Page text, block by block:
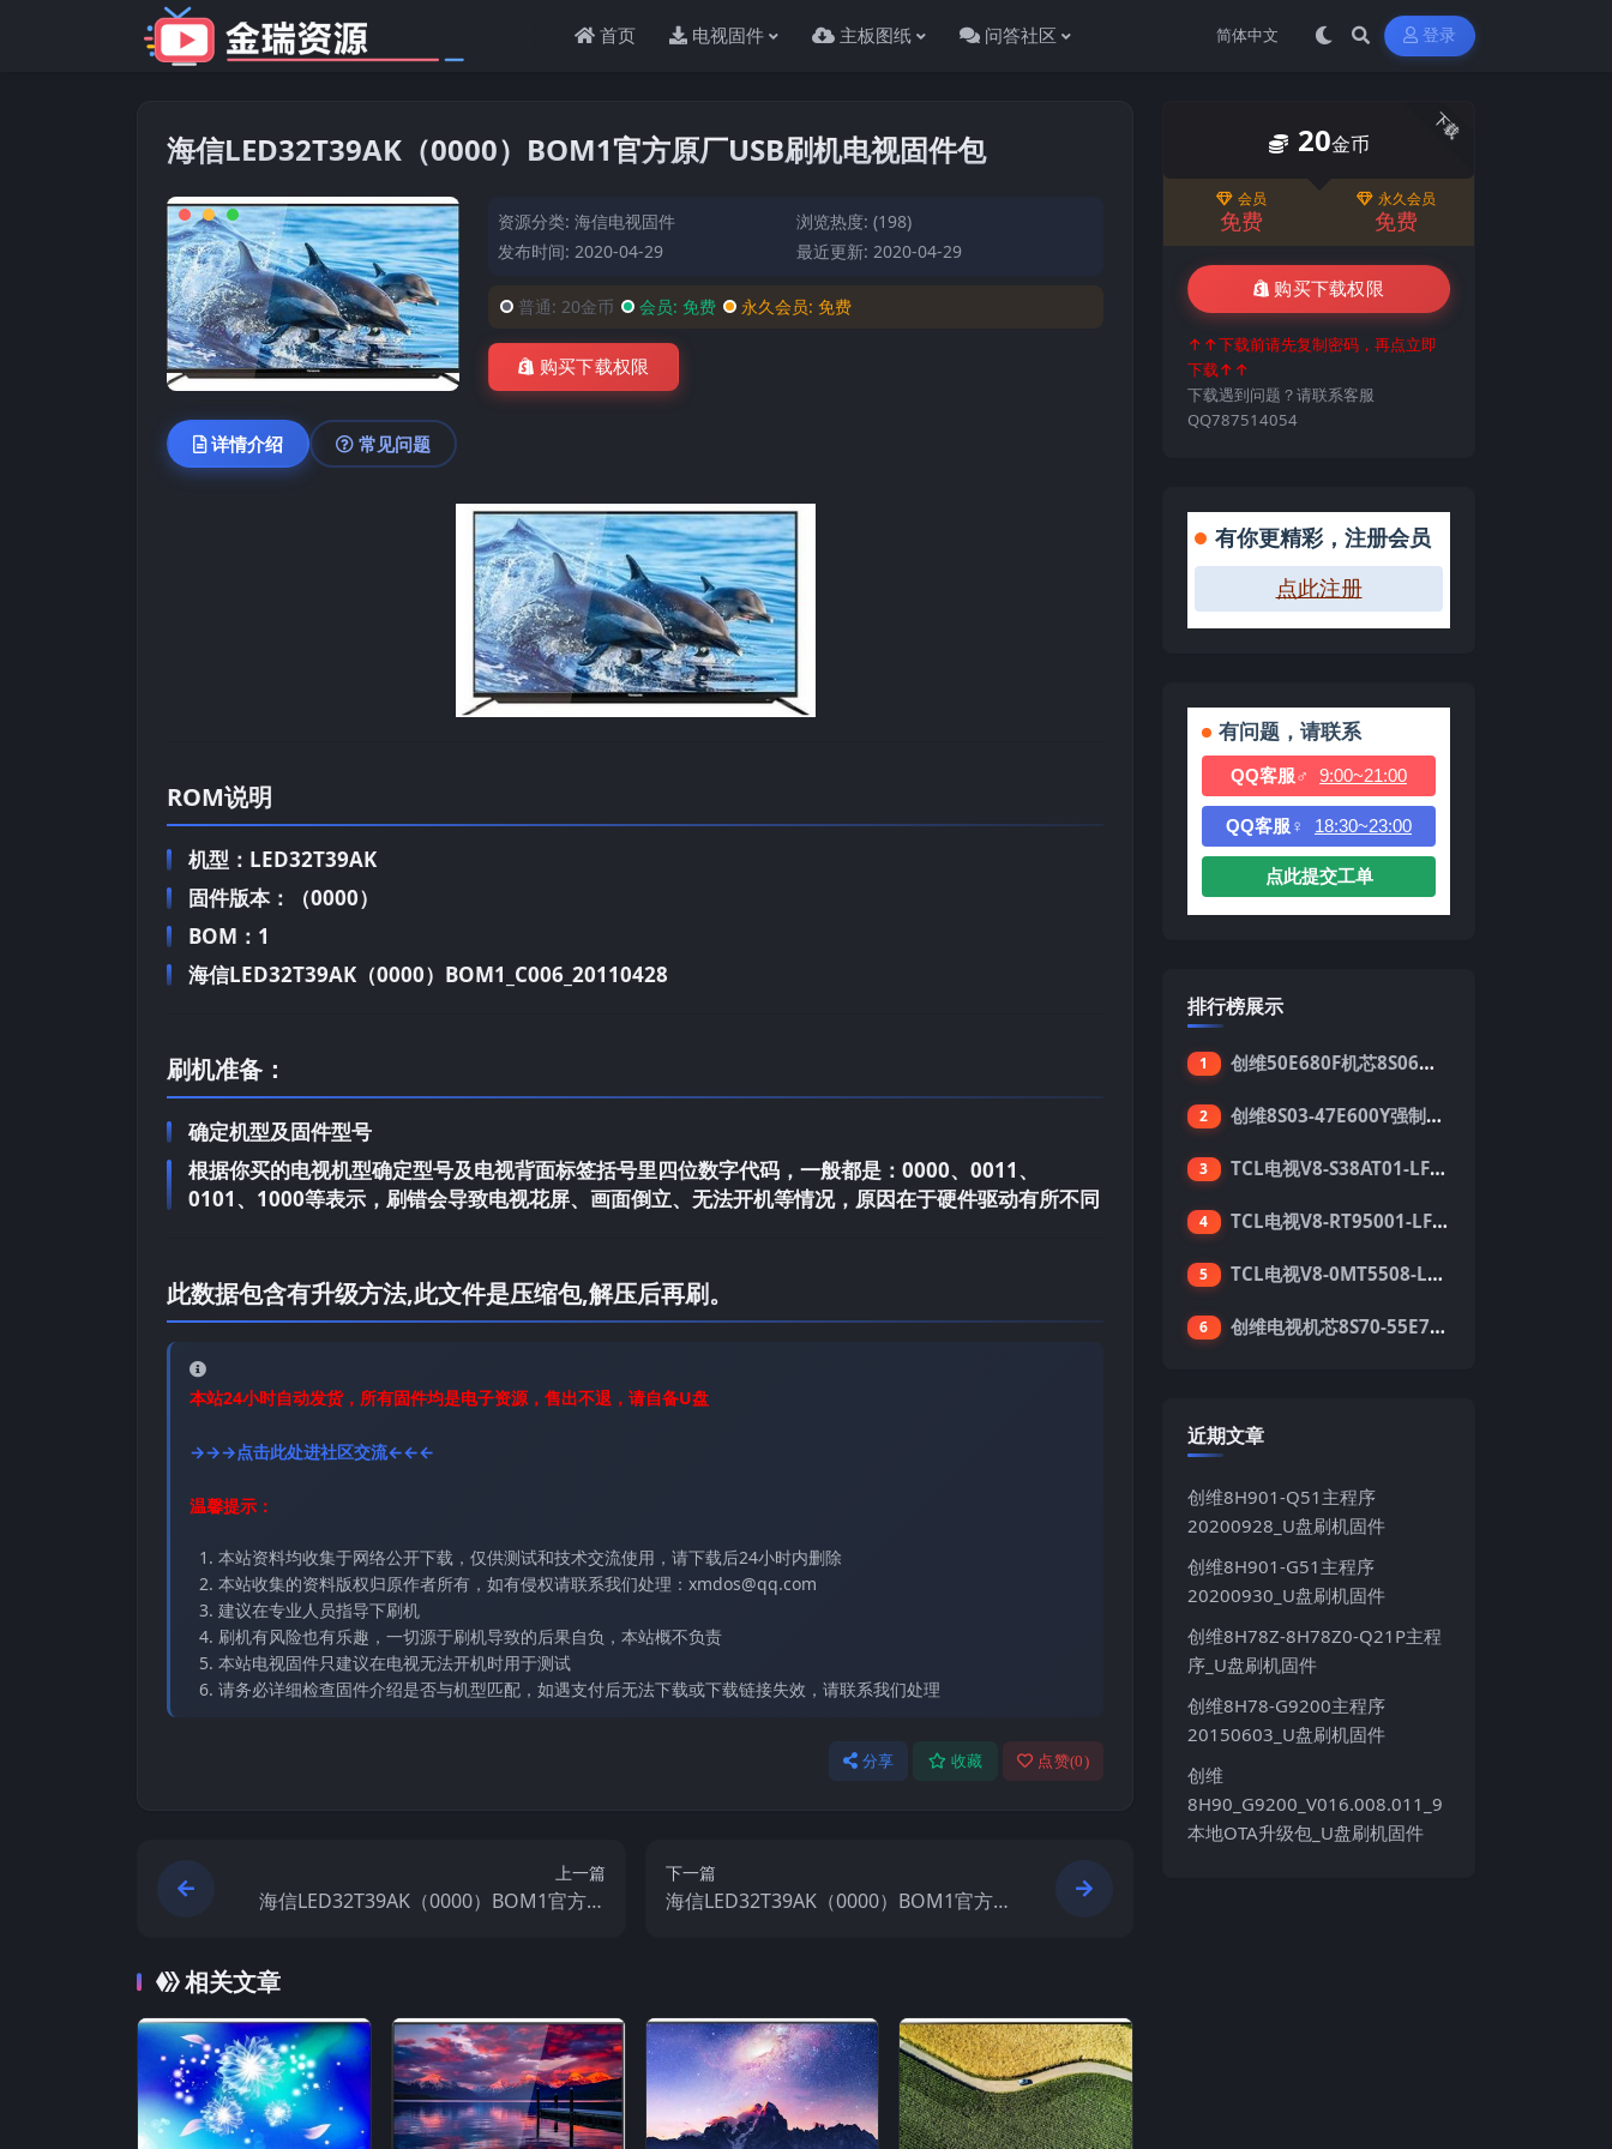
首页 电视固件 主板图纸 问答社区 登录
海信LED32T39AK（0000）BOM1官方原厂USB刷机电视固件包
资源分类:海信电视固件
浏览热度: (198)
发布时间: 2020-04-29
最近更新: 2020-04-29
普通: 20金币 会员: 免费 永久会员:免费
购买下载权限
详情介绍 常见问题
ROM说明
机型：LED32T39AK
固件版本：（0000）
BOM：1
海信LED32T39AK（0000）BOM1_C006_20110428
刷机准备：
确定机型及固件型号
根据你买的电视机型确定型号及电视背面标签括号里四位数字代码，一般都是：0000、0011、
0101、1000等表示，刷错会导致电视花屏、画面倒立、无法开机等情况，原因在于硬件驱动有所不同
此数据包含有升级方法,此文件是压缩包,解压后再刷。
本站24小时自动发货，所有固件均是电子资源，售出不退，请自备U盘
→→→点击此处进社区交流←←←
温馨提示：
本站资料均收集于网络公开下载，仅供测试和技术交流使用，请下载后24小时内删除
本站收集的资料版权归原作者所有，如有侵权请联系我们处理：xmdos@qq.com
建议在专业人员指导下刷机
刷机有风险也有乐趣，一切源于刷机导致的后果自负，本站概不负责
本站电视固件只建议在电视无法开机时用于测试
请务必详细检查固件介绍是否与机型匹配，如遇支付后无法下载或下载链接失效，请联系我们处理
分享 收藏 点赞(0)
上一篇
海信LED32T39AK（0000）BOM1官方原
下一篇
海信LED32T39AK（0000）BOM1官方原
相关文章
下载
20金币
会员
免费
永久会员
免费
购买下载权限
↑↑下载前请先复制密码，再点立即
下载↑↑
下载遇到问题？请联系客服
QQ787514054
有你更精彩，注册会员
点此注册
有问题，请联系
QQ客服♂ 9:00~21:00
QQ客服♀ 18:30~23:00
点此提交工单
排行榜展示
1 创维50E680F机芯8S06强制升级刷机包
2 创维8S03-47E600Y强制升级软件刷机电视固件包
3 TCL电视V8-S38AT01-LF1V123版本强刷电视固件包下载
4 TCL电视V8-RT95001-LF1V215版本强刷电视固件包下载
5 TCL电视V8-0MT5508-LF1V362版本强刷电视固件包下载
6 创维电视机芯8S70-55E710S系列酷开5.05刷机固件
近期文章
创维8H901-Q51主程序
20200928_U盘刷机固件
创维8H901-G51主程序
20200930_U盘刷机固件
创维8H78Z-8H78Z0-Q21P主程
序_U盘刷机固件
创维8H78-G9200主程序
20150603_U盘刷机固件
创维
8H90_G9200_V016.008.011_9
本地OTA升级包_U盘刷机固件